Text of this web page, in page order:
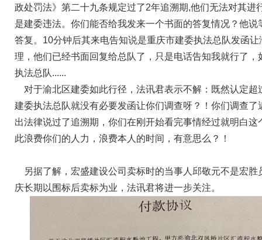
政处罚法》第二十九条规定过了2年追溯期,他们无法对其进
是建委违法。你们能否给我发来一个书面的答复情况？他说
答复。10分钟后其来电告知说是重庆市建委执法总队发函
理，他们已经书面回复给总队了，只是电话告知我就行了，
执法总队......
对于渝北区建委如此行径，法讯君表示不解：既然认定超
建委执法总队就没有必要发函让你们调查呀？！你们调查了
出法律说过了追溯期，你们在刚开始看完事情经过就明白这
此浪费你们的人力，浪费本人的时间，有意思么？！
另据了解，宏盛建设公司卖标时的当事人邱敬元不是宏胜
庆长期以围标后卖标为业，法讯君将进一步关注。